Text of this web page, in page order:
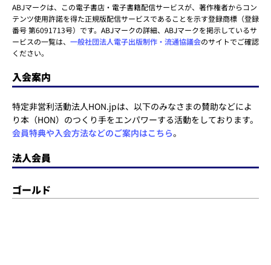
ABJマークは、この電子書店・電子書籍配信サービスが、著作権者からコン
テンツ使用許諾を得た正規版配信サービスであることを示す登録商標（登録
番号 第6091713号）です。ABJマークの詳細、ABJマークを掲示しているサ
ービスの一覧は、 一般社団法人電子出版制作・流通協議会のサイトでご確認
ください。
入会案内
特定非営利活動法人HON.jpは、以下のみなさまの賛助などによ
り本（HON）のつくり手をエンパワーする活動をしております。
会員特典や入会方法などのご案内はこちら。
法人会員
ゴールド